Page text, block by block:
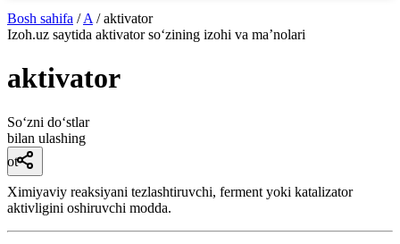
Bosh sahifa / A / aktivator
Izoh.uz saytida aktivatorso‘zining izohi va ma’nolari
aktivator
So‘zni do‘stlar
bilan ulashing
ot
Ximiyaviy reaksiyani tezlashtiruvchi, ferment yoki katalizator
aktivligini oshiruvchi modda.